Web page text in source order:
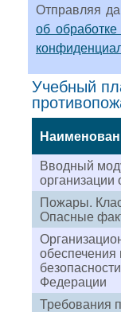
Отправляя
об
Учебный
Вводный
организации
Пожары.
Опасные
Федерации
Требования